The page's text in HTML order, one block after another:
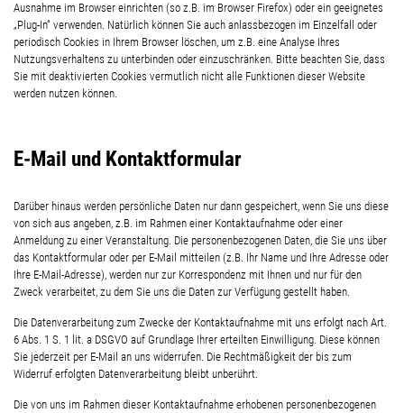
Ausnahme im Browser einrichten (so z.B. im Browser Firefox) oder ein geeignetes
„Plug-In“ verwenden. Natürlich können Sie auch anlassbezogen im Einzelfall oder
periodisch Cookies in Ihrem Browser löschen, um z.B. eine Analyse Ihres
Nutzungsverhaltens zu unterbinden oder einzuschränken. Bitte beachten Sie, dass
Sie mit deaktivierten Cookies vermutlich nicht alle Funktionen dieser Website
werden nutzen können.
E-Mail und Kontaktformular
Darüber hinaus werden persönliche Daten nur dann gespeichert, wenn Sie uns diese
von sich aus angeben, z.B. im Rahmen einer Kontaktaufnahme oder einer
Anmeldung zu einer Veranstaltung. Die personenbezogenen Daten, die Sie uns über
das Kontaktformular oder per E-Mail mitteilen (z.B. Ihr Name und Ihre Adresse oder
Ihre E-Mail-Adresse), werden nur zur Korrespondenz mit Ihnen und nur für den
Zweck verarbeitet, zu dem Sie uns die Daten zur Verfügung gestellt haben.
Die Datenverarbeitung zum Zwecke der Kontaktaufnahme mit uns erfolgt nach Art.
6 Abs. 1 S. 1 lit. a DSGVO auf Grundlage Ihrer erteilten Einwilligung. Diese können
Sie jederzeit per E-Mail an uns widerrufen. Die Rechtmäßigkeit der bis zum
Widerruf erfolgten Datenverarbeitung bleibt unberührt.
Die von uns im Rahmen dieser Kontaktaufnahme erhobenen personenbezogenen